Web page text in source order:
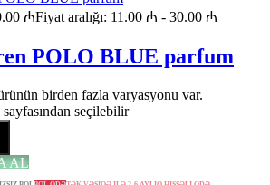
₼Fiyat aralığı: 11.00 ₼ - 30.00 ₼
POLO BLUE parfum
birden fazla varyasyonu var.
seçilebilir
AL